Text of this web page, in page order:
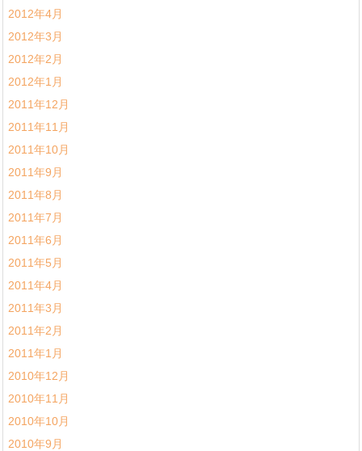
2012年4月
2012年3月
2012年2月
2012年1月
2011年12月
2011年11月
2011年10月
2011年9月
2011年8月
2011年7月
2011年6月
2011年5月
2011年4月
2011年3月
2011年2月
2011年1月
2010年12月
2010年11月
2010年10月
2010年9月